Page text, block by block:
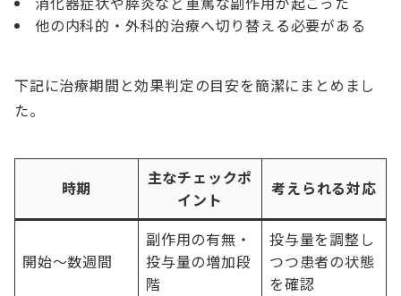
他の内科的・外科的治療へ切り替える必要がある
下記に治療期間と効果判定の目安を簡潔にまとめまし
た。
時期
主なチェックポ
イント
考えられる対応
開始～数週間
副作用の有無・
投与量の増加段
階
投与量を調整し
つつ患者の状態
を確認